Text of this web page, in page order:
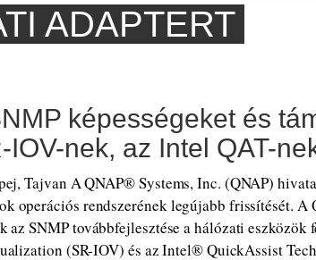
ADAPTERT
képességeket és
IOV-nek, az Intel QAT-
Tajvan A QNAP® Systems, Inc. (QNAP)
operációs rendszerének legújabb frissítését. A
az SNMP továbbfejlesztése a hálózati eszközök
(SR-IOV) és az Intel® QuickAssist